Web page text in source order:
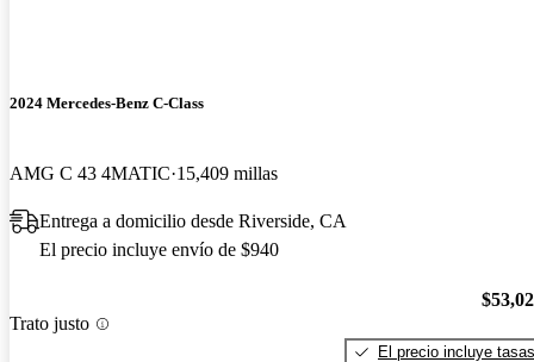
2024 Mercedes-Benz C-Class
AMG C 43 4MATIC 15,409 millas
Entrega a domicilio desde Riverside, CA
El precio incluye envío de $940
Trato justo
El precio incluye tasas